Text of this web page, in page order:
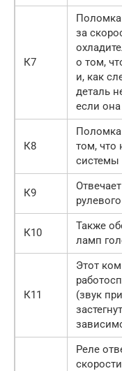
К7
Поломка
за
о том,
и, как
деталь
если
К8
Поломка
том, что
системы
К9
К10
Также
ламп
К11
Этот
(звук
Реле